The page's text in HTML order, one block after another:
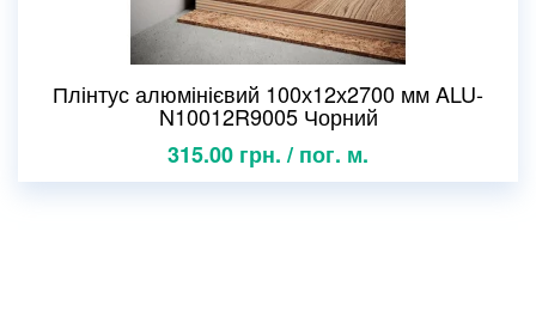
Плінтус алюмінієвий 100х12х2700 мм ALU-
N10012R9005 Чорний
315.00 грн. / пог. м.